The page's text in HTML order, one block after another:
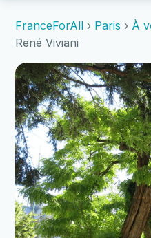
FranceForAll › Paris › À
René Viviani